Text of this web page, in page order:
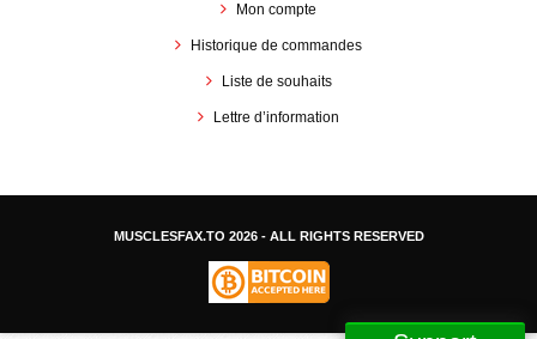
Mon compte
Historique de commandes
Liste de souhaits
Lettre d’information
MUSCLESFAX.TO 2026 - ALL RIGHTS RESERVED